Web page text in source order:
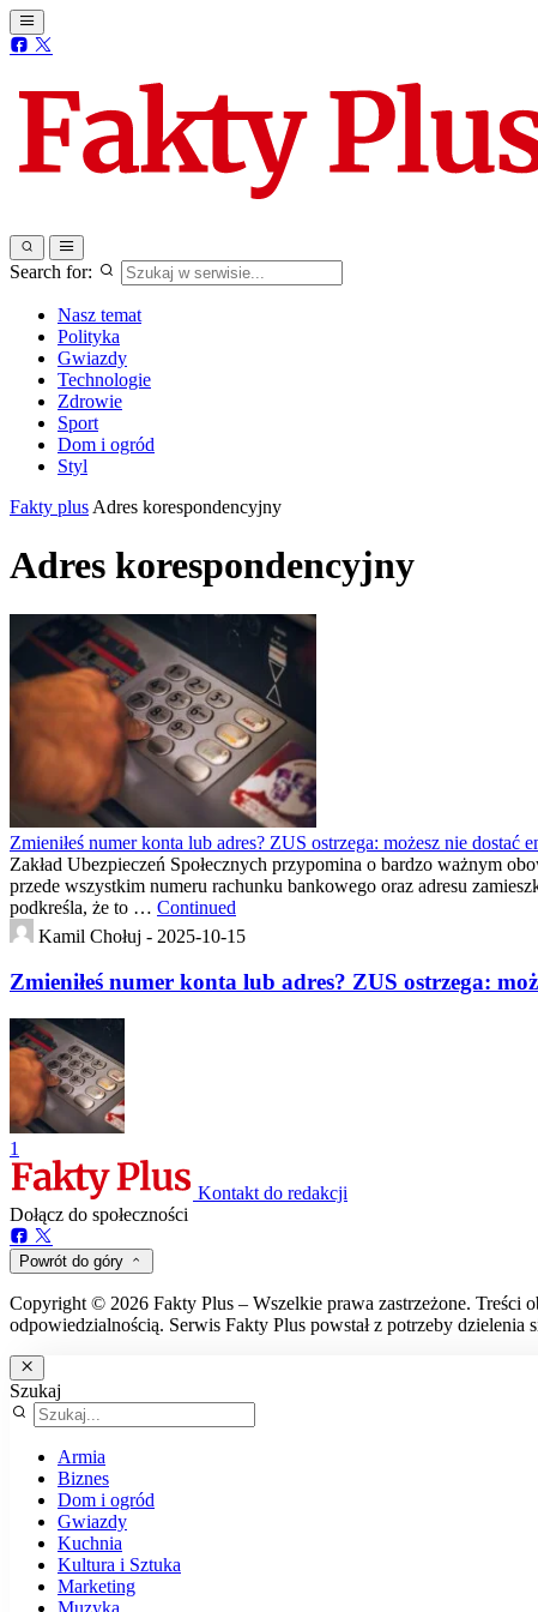
Search for:
Nasz temat
Polityka
Gwiazdy
Technologie
Zdrowie
Sport
Dom i ogród
Styl
Fakty plus Adres korespondencyjny
Adres korespondencyjny
Zmieniłeś numer konta lub adres? ZUS ostrzega: możesz nie dostać
Zakład Ubezpieczeń Społecznych przypomina o bardzo ważnym
przede wszystkim numeru rachunku bankowego oraz adresu
podkreśla, że to … Continued
Kamil Chołuj - 2025-10-15
Zmieniłeś numer konta lub adres? ZUS ostrzega:
1
Kontakt do redakcji
Dołącz do społeczności
Powrót do góry
Copyright © 2026 Fakty Plus – Wszelkie prawa zastrzeżone. Treści
odpowiedzialnością. Serwis Fakty Plus powstał z potrzeby
Szukaj
Armia
Biznes
Dom i ogród
Gwiazdy
Kuchnia
Kultura i Sztuka
Marketing